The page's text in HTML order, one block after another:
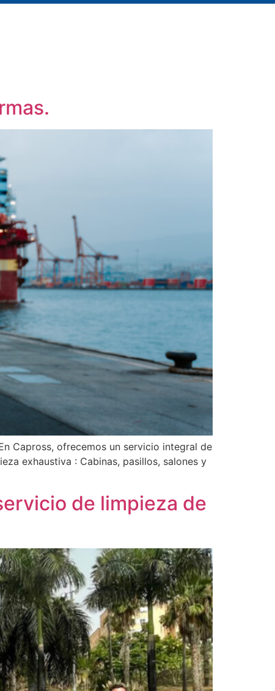
Capross, ofrecemos un servicio integral de
exhaustiva : Cabinas, pasillos, salones y
de limpieza de